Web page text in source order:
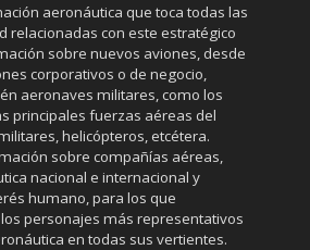
aeronáutica que toca todas las
relacionadas con este estratégico
sobre nuevos aviones, desde
corporativos o de negocio,
aeronaves militares, como los
principales fuerzas aéreas del
helicópteros, etcétera.
sobre compañías aéreas,
nacional e internacional y
humano, para los que
personajes más representativos
en todas sus vertientes.